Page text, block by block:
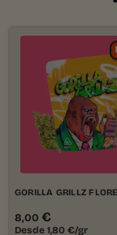
GORILLA GRILLZ
8,00 €
Desde1,80€/gr